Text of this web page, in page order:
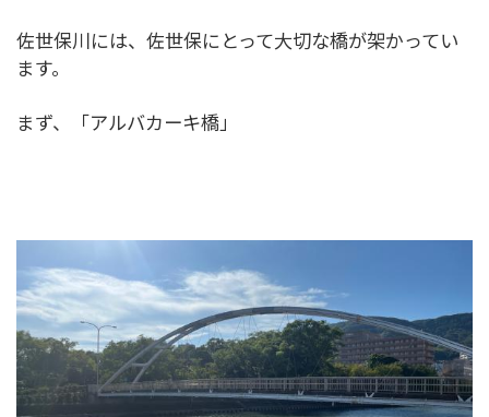
佐世保川には、佐世保にとって大切な橋が架かってい
ます。
まず、「アルバカーキ橋」